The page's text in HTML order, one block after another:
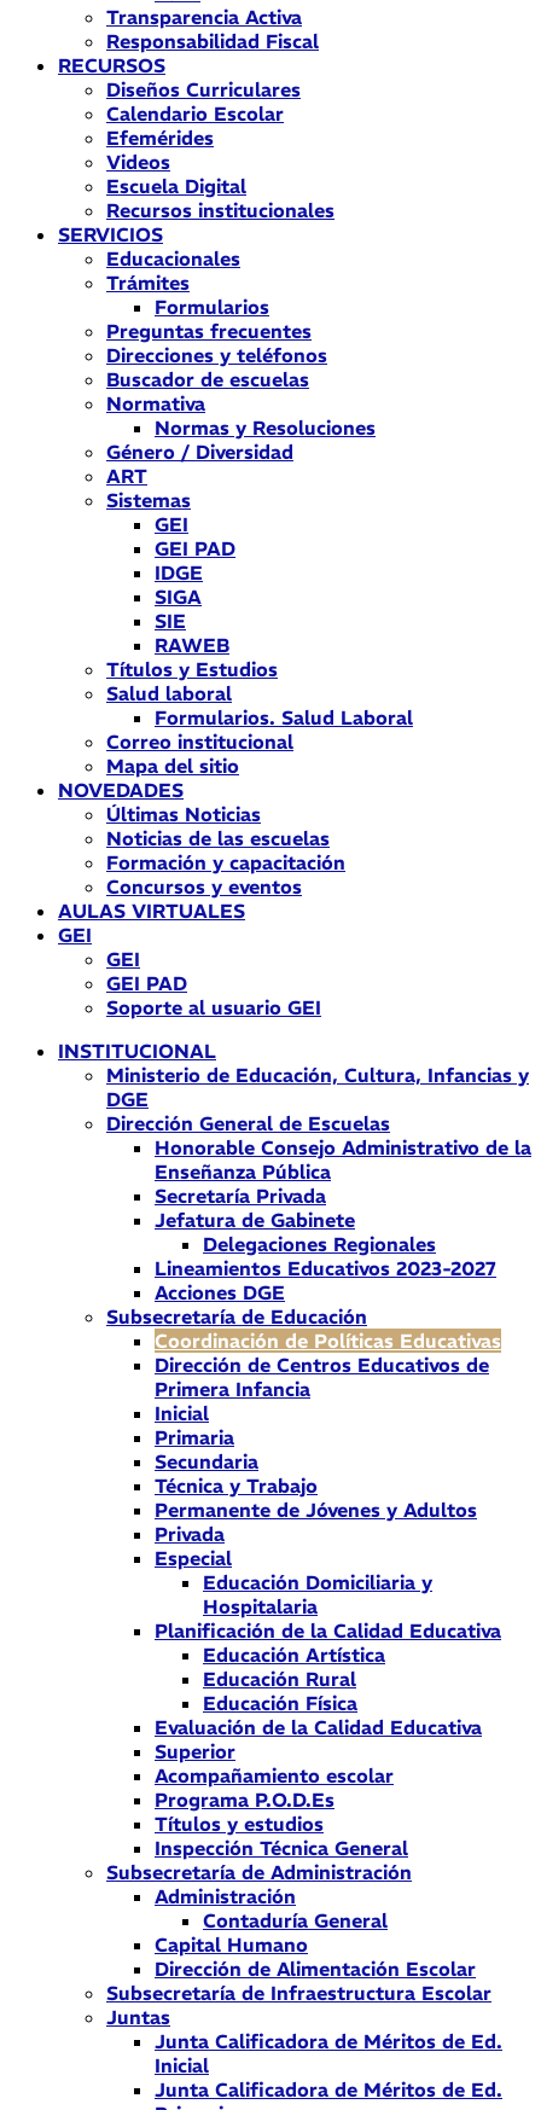
Transparencia Activa
Responsabilidad Fiscal
RECURSOS
Diseños Curriculares
Calendario Escolar
Efemérides
Videos
Escuela Digital
Recursos institucionales
SERVICIOS
Educacionales
Trámites
Formularios
Preguntas frecuentes
Direcciones y teléfonos
Buscador de escuelas
Normativa
Normas y Resoluciones
Género / Diversidad
ART
Sistemas
GEI
GEI PAD
IDGE
SIGA
SIE
RAWEB
Títulos y Estudios
Salud laboral
Formularios. Salud Laboral
Correo institucional
Mapa del sitio
NOVEDADES
Últimas Noticias
Noticias de las escuelas
Formación y capacitación
Concursos y eventos
AULAS VIRTUALES
GEI
GEI
GEI PAD
Soporte al usuario GEI
INSTITUCIONAL
Ministerio de Educación, Cultura, Infancias y
DGE
Dirección General de Escuelas
Honorable Consejo Administrativo de la
Enseñanza Pública
Secretaría Privada
Jefatura de Gabinete
Delegaciones Regionales
Lineamientos Educativos 2023-2027
Acciones DGE
Subsecretaría de Educación
Coordinación de Políticas Educativas
Dirección de Centros Educativos de
Primera Infancia
Inicial
Primaria
Secundaria
Técnica y Trabajo
Permanente de Jóvenes y Adultos
Privada
Especial
Educación Domiciliaria y
Hospitalaria
Planificación de la Calidad Educativa
Educación Artística
Educación Rural
Educación Física
Evaluación de la Calidad Educativa
Superior
Acompañamiento escolar
Programa P.O.D.Es
Títulos y estudios
Inspección Técnica General
Subsecretaría de Administración
Administración
Contaduría General
Capital Humano
Dirección de Alimentación Escolar
Subsecretaría de Infraestructura Escolar
Juntas
Junta Calificadora de Méritos de Ed.
Inicial
Junta Calificadora de Méritos de Ed.